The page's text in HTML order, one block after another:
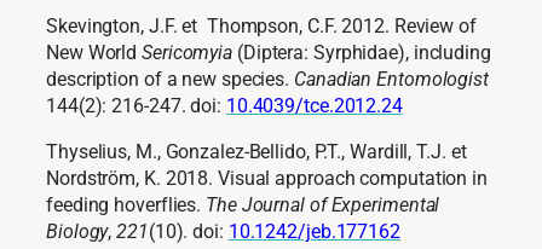
Skevington, J.F. et Thompson, C.F. 2012. Review of
New WorldSericomyia (Diptera: Syrphidae), including
description of a new species. Canadian Entomologist
144(2): 216-247. doi: 10.4039/tce.2012.24
Thyselius, M., Gonzalez-Bellido, P.T., Wardill, T.J. et
Nordström, K. 2018. Visual approach computation in
feeding hoverflies. The Journal of Experimental
Biology,221(10). doi: 10.1242/jeb.177162